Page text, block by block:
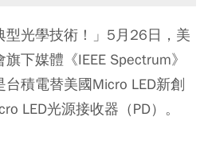
型光學技術！」5月26日，美
下媒體《IEEE Spectrum》
積電替美國Micro LED新創
LED光源接收器（PD）。